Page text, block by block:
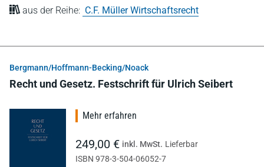
aus der Reihe: C.F. Müller Wirtschaftsrecht
Bergmann/Hoffmann-Becking/Noack
Recht und Gesetz. Festschrift für Ulrich Seibert
Mehr erfahren
249,00 € inkl. MwSt. Lieferbar
ISBN 978-3-504-06052-7